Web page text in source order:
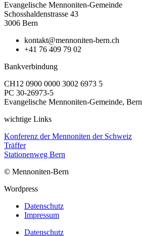
Evangelische Mennoniten-Gemeinde
Schosshaldenstrasse 43
3006 Bern
kontakt@mennoniten-bern.ch
+41 76 409 79 02
Bankverbindung
CH12 0900 0000 3002 6973 5
PC 30-26973-5
Evangelische Mennoniten-Gemeinde, Bern
wichtige Links
Konferenz der Mennoniten der Schweiz
Träffer
Stationenweg Bern
© Mennoniten-Bern
Wordpress
Datenschutz
Impressum
Datenschutz